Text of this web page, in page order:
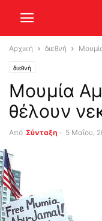
Αρχική διεθνή
διεθνή
Μουμία
θέλουν
Από Σύνταξη - 5 Μαΐου,